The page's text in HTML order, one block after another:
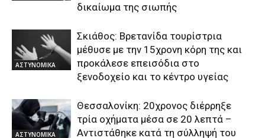
δικαίωμα της σιωπής
ΑΣΤΥΝΟΜΙΚΑ
Σκιάθος: Βρετανίδα τουρίστρια
μέθυσε με την 15χρονη κόρη της και
προκάλεσε επεισόδια στο
ξενοδοχείο και το κέντρο υγείας
ΑΣΤΥΝΟΜΙΚΑ
Θεσσαλονίκη: 20χρονος διέρρηξε
τρία οχήματα μέσα σε 20 λεπτά –
Αντιστάθηκε κατά τη σύλληψή του